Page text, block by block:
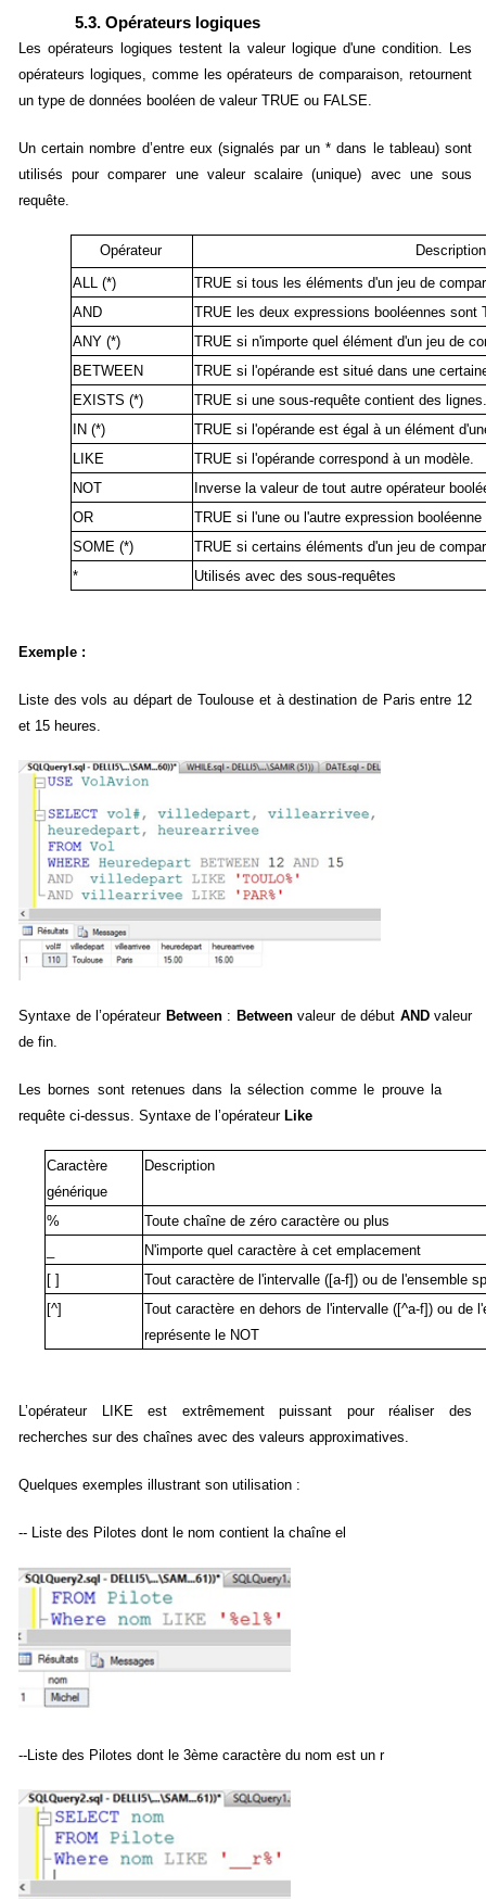
5.3. Opérateurs logiques
Les opérateurs logiques testent la valeur logique d'une condition. Les
opérateurs logiques, comme les opérateurs de comparaison, retournent
un type de données booléen de valeur TRUE ou FALSE.
Un certain nombre d’entre eux (signalés par un * dans le tableau) sont
utilisés pour comparer une valeur scalaire (unique) avec une sous
requête.
Opérateur
Description
ALL (*)
TRUE si tous les éléments d'un jeu de
AND
TRUE les deux expressions booléennes sont
ANY (*)
TRUE si n'importe quel élément d'un jeu de
BETWEEN
TRUE si l'opérande est situé dans une
EXISTS (*)
TRUE si une sous-requête contient des lignes.
IN (*)
TRUE si l'opérande est égal à un élément
LIKE
TRUE si l'opérande correspond à un modèle.
NOT
Inverse la valeur de tout autre opérateur
OR
TRUE si l'une ou l'autre expression
SOME (*)
TRUE si certains éléments d'un jeu de
*
Utilisés avec des sous-requêtes
Exemple :
Liste des vols au départ de Toulouse et à destination de Paris entre 12
et 15 heures.
Syntaxe de l’opérateur Between: Betweenvaleur de début ANDvaleur
de fin.
Les bornes sont retenues dans la sélection comme le prouve la
requête ci-dessus. Syntaxe de l’opérateur Like
Caractère
générique
Description
%
Toute chaîne de zéro caractère ou plus
N'importe quel caractère à cet emplacement
[ ]
Tout caractère de l'intervalle ([a-f]) ou de l'ensemble
[^]
Tout caractère en dehors de l'intervalle ([^a-f]) ou de
représente le NOT
L’opérateur LIKE est extrêmement puissant pour réaliser des
recherches sur des chaînes avec des valeurs approximatives.
Quelques exemples illustrant son utilisation :
-- Liste des Pilotes dont le nom contient la chaîne el
--Liste des Pilotes dont le 3ème caractère du nom est un r